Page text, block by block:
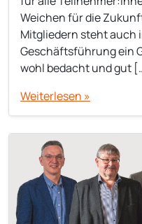
Weichen für die
Mitgliedern steht auch
Geschäftsführung ein
wohl bedacht und gut
Weiterlesen »